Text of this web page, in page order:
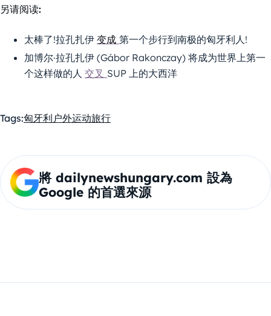
另请阅读:
太棒了!拉孔扎伊 变成 第一个步行到南极的匈牙利人!
加博尔·拉孔扎伊 (Gábor Rakonczay) 将成为世界上第一
个这样做的人 交叉 SUP 上的大西洋
Tags:匈牙利 户外运动旅行
將 dailynewshungary.com 設為
Google 的首選來源